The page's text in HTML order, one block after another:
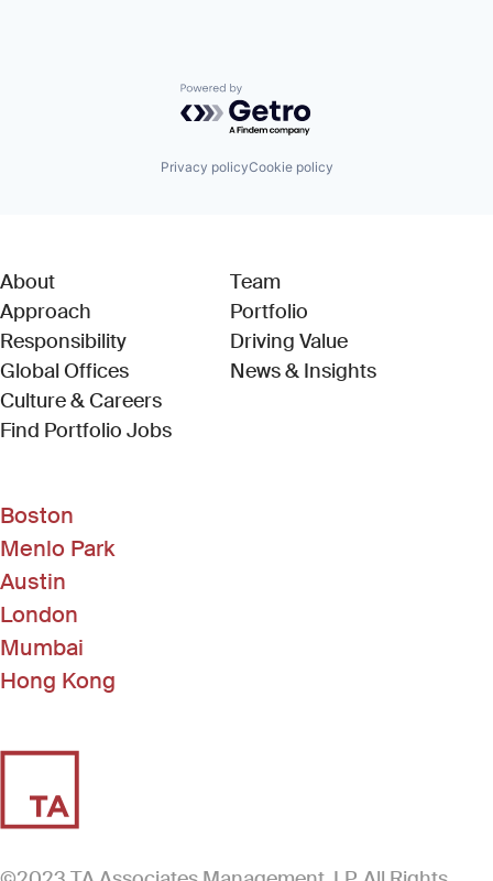
Powered by Getro.com
Privacy policyCookie policy
About
Approach
Responsibility
Global Offices
Culture & Careers
Find Portfolio Jobs(Link opens in new window)
Team
Portfolio
Driving Value
News & Insights
Boston
Menlo Park
Austin
London
Mumbai
Hong Kong